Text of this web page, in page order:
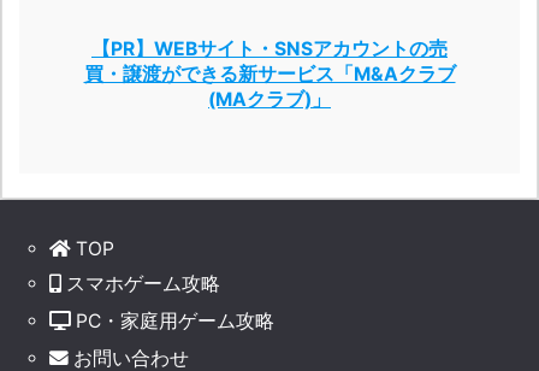
【PR】WEBサイト・SNSアカウントの売
買・譲渡ができる新サービス「M&Aクラブ
(MAクラブ)」
TOP
スマホゲーム攻略
PC・家庭用ゲーム攻略
お問い合わせ